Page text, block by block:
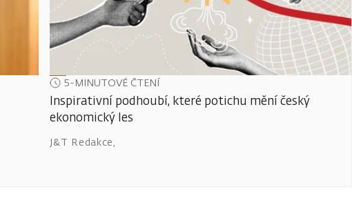
5-MINUTOVÉ ČTENÍ
Inspirativní podhoubí, které potichu mění český
ekonomický les
J&T Redakce,